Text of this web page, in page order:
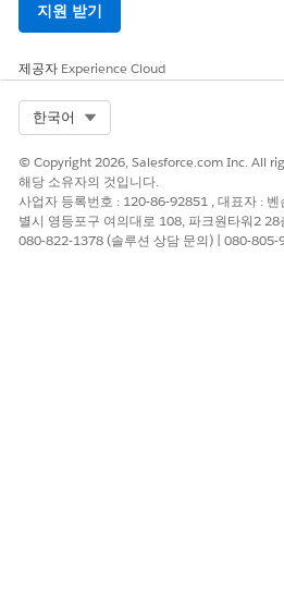
지원 받기
제공자 Experience Cloud
한국어
© Copyright 2026, Salesforce.com Inc. All
해당 소유자의 것입니다.
사업자 등록번호 : 120-86-92851 , 대표자 :
별시 영등포구 여의대로 108, 파크원타워2
080-822-1378 (솔루션 상담 문의) | 080-805-